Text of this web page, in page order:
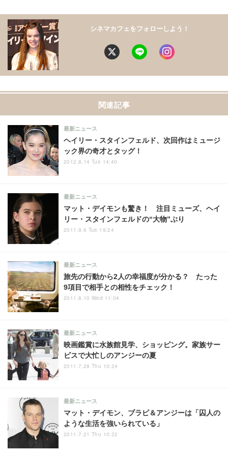
シネマカフェをフォローしよう！
関連記事
ヘイリー・スタインフェルド、次回作はミュージ
ック界の奇才とタッグ！
最新ニュース
2012.8.14 Tue 14:40
マット・デイモンも驚き！ 注目ミューズ、ヘイ
リー・スタインフェルドの“大物”ぶり
最新ニュース
2011.9.6 Tue 19:24
旅先の行動から2人の幸福度が分かる？ たった
9項目で相手との相性をチェック！
最新ニュース
2011.8.10 Wed 11:04
映画鑑賞に水族館見学、ショッピング。家族サー
ビスで大忙しのアンジーの夏
最新ニュース
2011.7.28 Thu 10:24
マット・デイモン、ブラピ＆アンジーは「囚人の
ような生活を強いられている」
最新ニュース
2011.7.21 Thu 10:22